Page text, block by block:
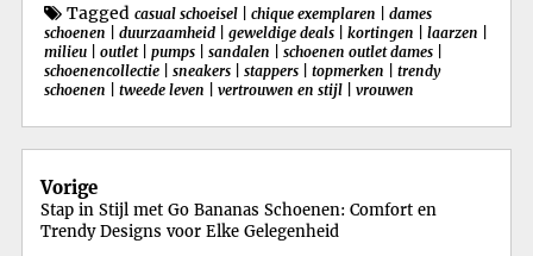
Tagged casual schoeisel chique exemplaren
dames
schoenen
duurzaamheid geweldige deals kortingen laarzen
milieu
outlet| pumps sandalen schoenen outlet dames
schoenencollectie
sneakers stappers topmerken
trendy
schoenen
tweede leven vertrouwen en stijl vrouwen
Berichtnavigatie
Vorige
Stap in Stijl met Go Bananas Schoenen: Comfort en
Trendy Designs voor Elke Gelegenheid